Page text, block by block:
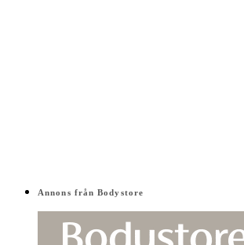
Annons från Bodystore